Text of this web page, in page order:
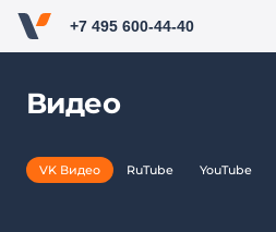
+7 495 600-44-40
Видео
VK Видео RuTube YouTube